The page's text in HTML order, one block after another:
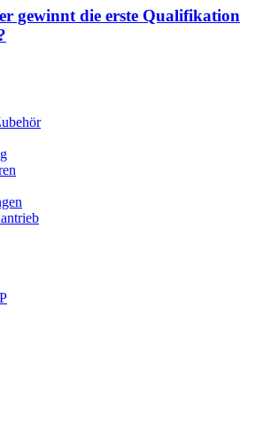
gewinnt die erste Qualifikation